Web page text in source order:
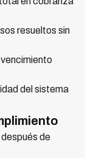
resueltos sin
del sistema
de